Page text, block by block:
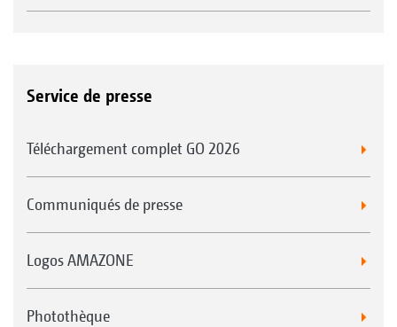
Service de presse
Téléchargement complet GO 2026
Communiqués de presse
Logos AMAZONE
Photothèque